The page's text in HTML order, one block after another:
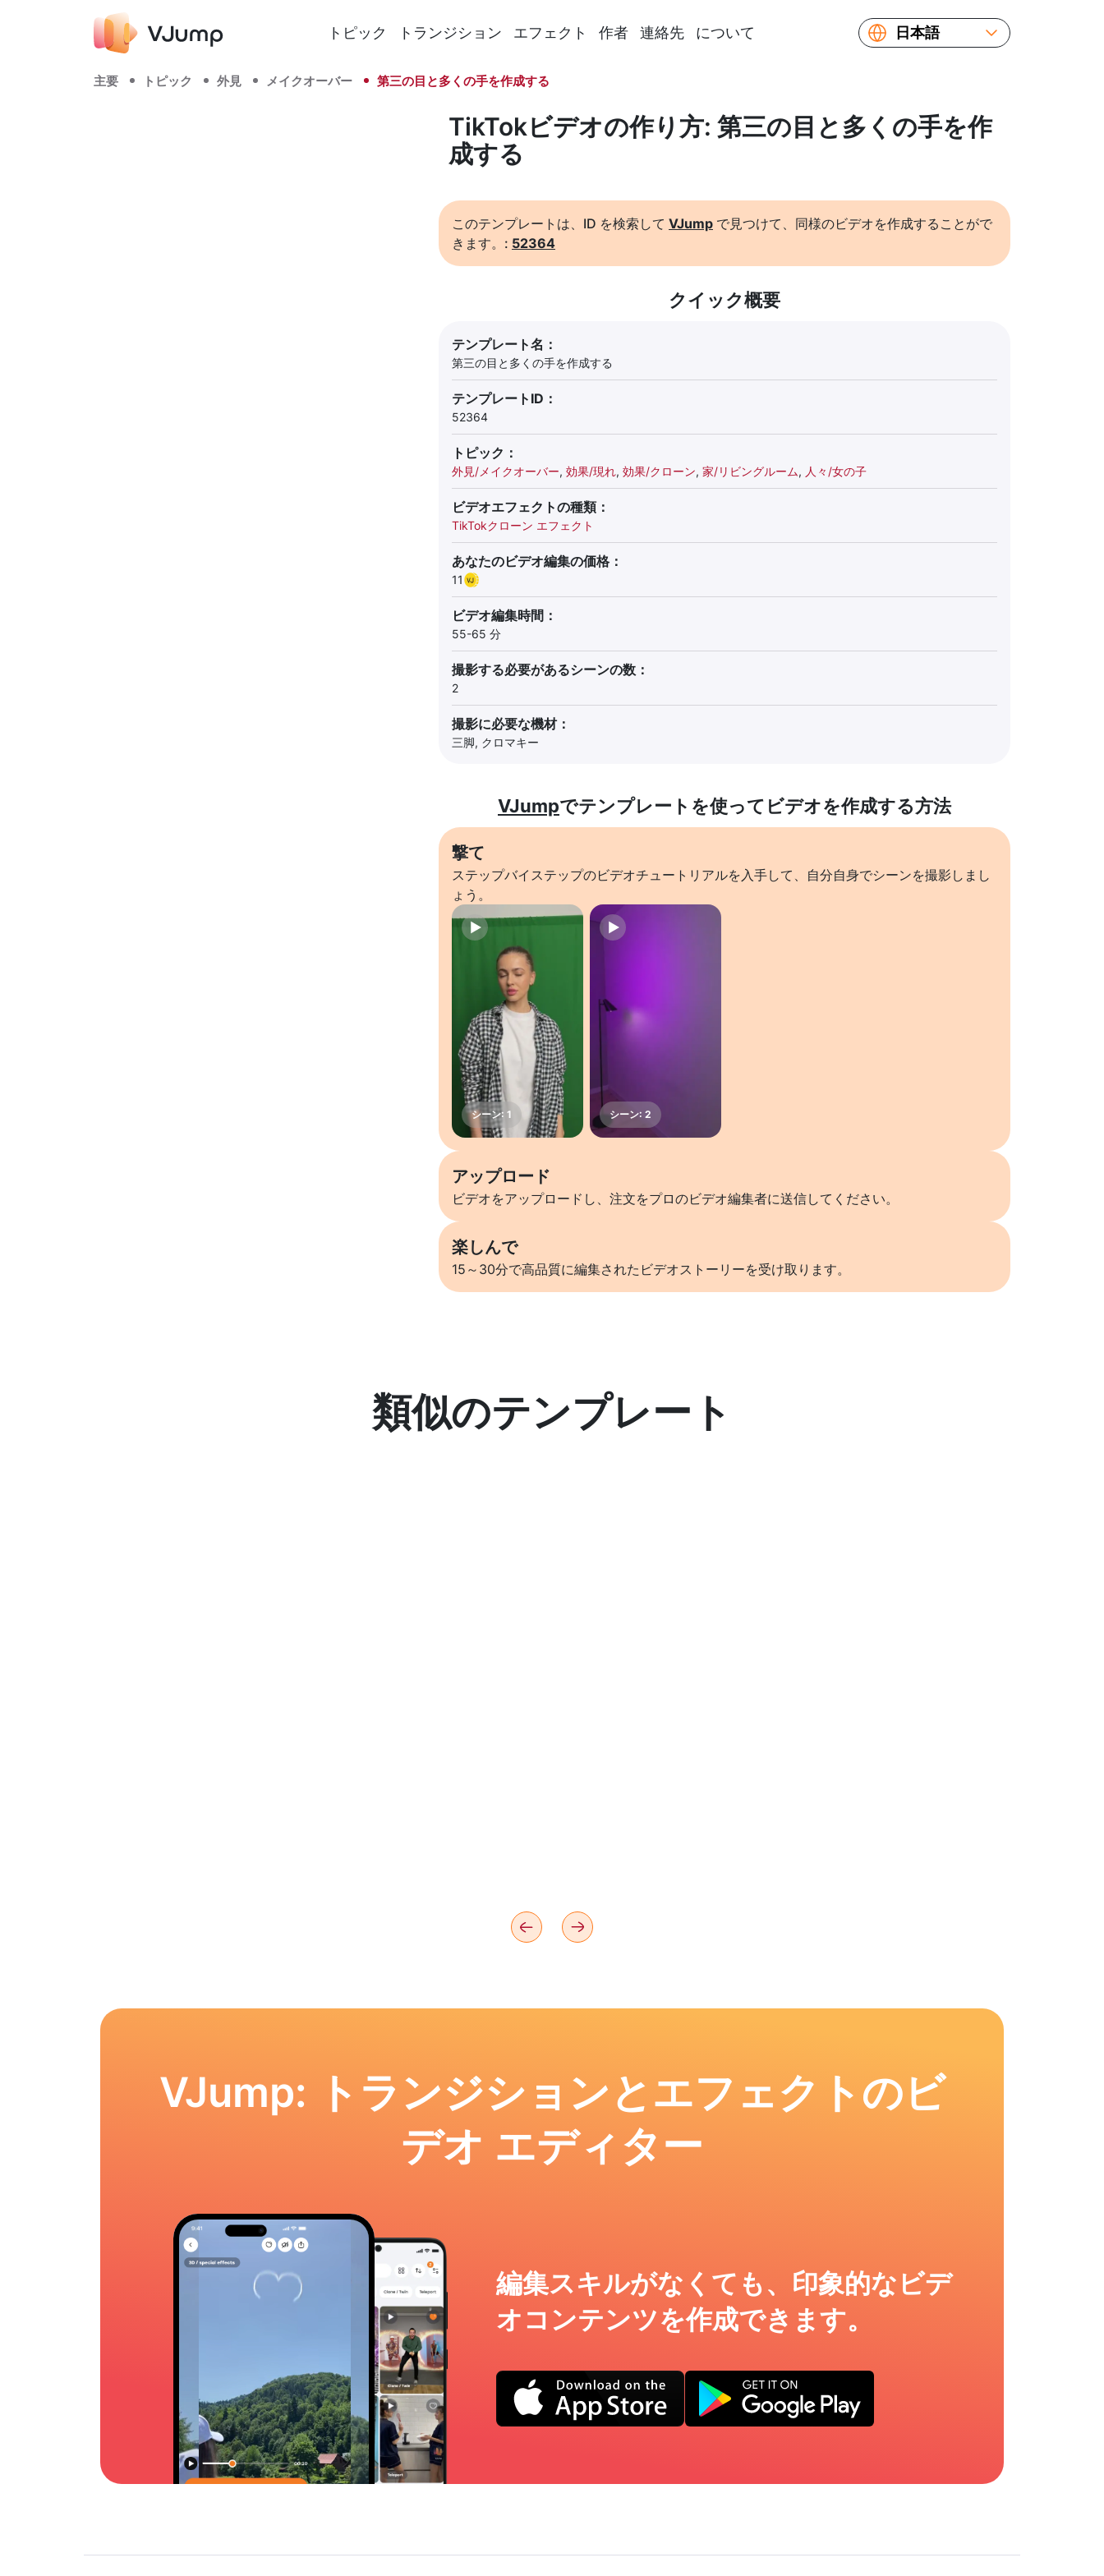
トピック トランジション エフェクト 作者 連絡先 について
日本語
Українська
主要 トピック 外見 メイクオーバー 第三の目と多くの手を作成する
TikTokビデオの作り方: 第三の目と多くの手を作
成する
このテンプレートは、ID を検索して VJump で見つけて、同様のビデオを作成することがで
きます。: 52364
クイック概要
テンプレート名：
第三の目と多くの手を作成する
テンプレートID：
52364
トピック：
外見/メイクオーバー, 効果/現れ, 効果/クローン, 家/リビングルーム, 人々/女の子
ビデオエフェクトの種類：
TikTokクローン エフェクト
あなたのビデオ編集の価格：
11
ビデオ編集時間：
55-65 分
撮影する必要があるシーンの数：
2
撮影に必要な機材：
三脚, クロマキー
VJumpでテンプレートを使ってビデオを作成する方法
撃て
ステップバイステップのビデオチュートリアルを入手して、自分自身でシーンを撮影しまし
ょう。
アップロード
ビデオをアップロードし、注文をプロのビデオ編集者に送信してください。
楽しんで
15～30分で高品質に編集されたビデオストーリーを受け取ります。
類似のテンプレート
VJump: トランジションとエフェクトのビ
デオ エディター
編集スキルがなくても、印象的なビデ
オコンテンツを作成できます。